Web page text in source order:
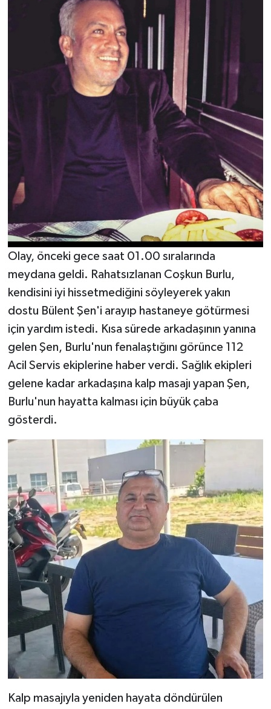
Olay, önceki gece saat 01.00 sıralarında
meydana geldi. Rahatsızlanan Coşkun Burlu,
kendisini iyi hissetmediğini söyleyerek yakın
dostu Bülent Şen'i arayıp hastaneye götürmesi
için yardım istedi. Kısa sürede arkadaşının yanına
gelen Şen, Burlu'nun fenalaştığını görünce 112
Acil Servis ekiplerine haber verdi. Sağlık ekipleri
gelene kadar arkadaşına kalp masajı yapan Şen,
Burlu'nun hayatta kalması için büyük çaba
gösterdi.
Kalp masajıyla yeniden hayata döndürülen